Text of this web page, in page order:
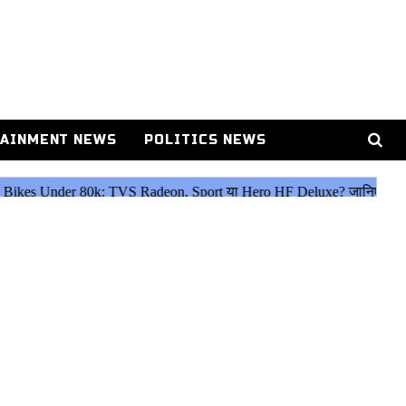
NEWS POLITICS NEWS